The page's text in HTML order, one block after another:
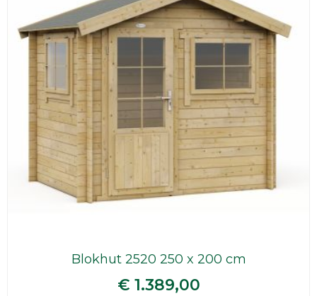
Blokhut 2520 250 x 200 cm
€ 1.389,00